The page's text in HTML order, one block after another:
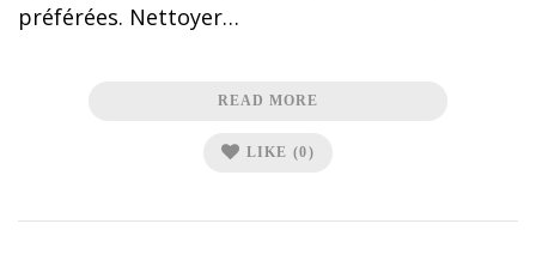
préférées. Nettoyer…
READ MORE
LIKE (0)